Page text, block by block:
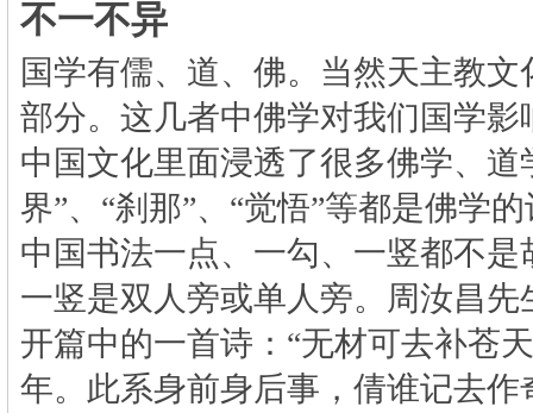
不一不异
国学有儒、道、佛。当然天主教
部分。这几者中佛学对我们国学影
中国文化里面浸透了很多佛学、道
界”、“刹那”、“觉悟”等都是佛学
中国书法一点、一勾、一竖都不是
一竖是双人旁或单人旁。周汝昌先
开篇中的一首诗：“无材可去补苍
年。此系身前身后事，倩谁记去作